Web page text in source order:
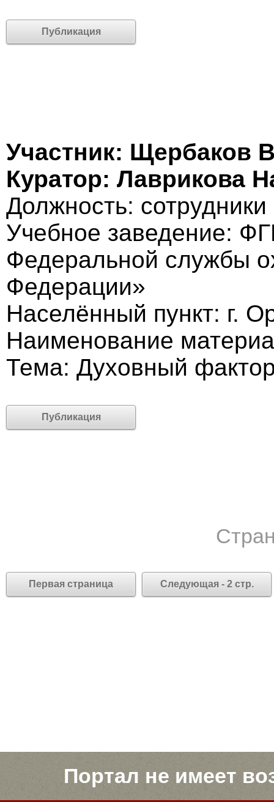
Публикация
Участник: Щербаков
Куратор: Лаврикова
Должность: cотрудники
Учебное заведение:
Федеральной службы
Федерации»
Населённый пункт: г.
Наименование
Тема: Духовный
Публикация
Первая страница Следующая - 2 стр.
Портал не имеет